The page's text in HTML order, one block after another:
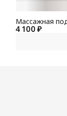
4 100 ₽
Массажная